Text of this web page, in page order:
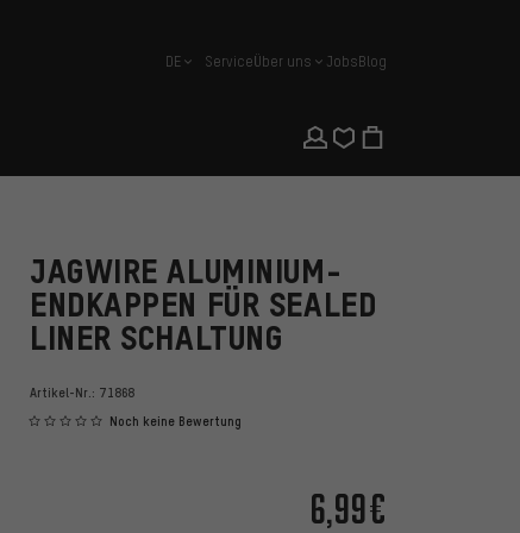
Deutsch
DE ServiceÜber uns JobsBlog
JAGWIRE ALUMINIUM-
ENDKAPPEN FÜR SEALED
LINER SCHALTUNG
Artikel-Nr.: 71868
Noch keine Bewertung
6,99€